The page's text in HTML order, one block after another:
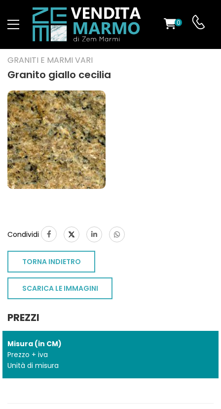
0
GRANITI E MARMI VARI
Granito giallo cecilia
Condividi
TORNA INDIETRO
SCARICA LE IMMAGINI
PREZZI
Misura (in CM)
Prezzo + iva
Unità di misura